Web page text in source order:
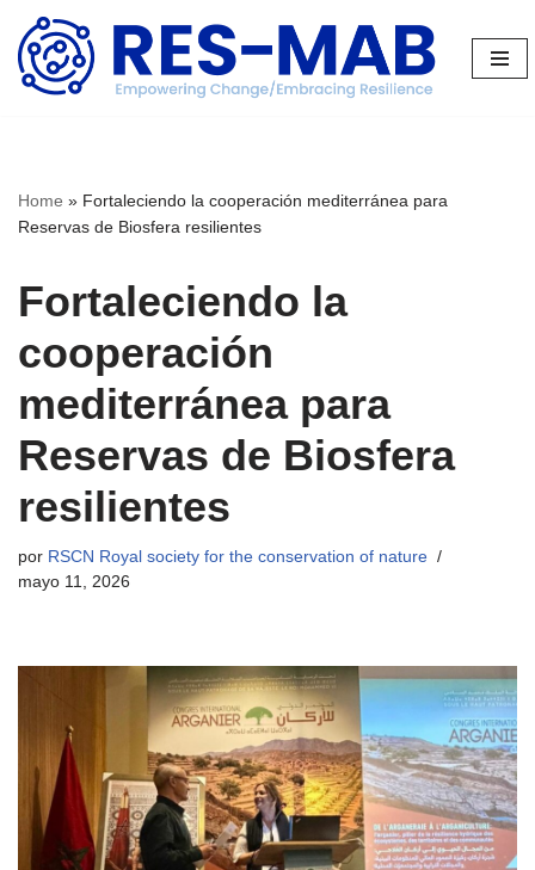
Saltar
al
Home » Fortaleciendo la cooperación mediterránea para
Reservas de Biosfera resilientes
Fortaleciendo la
cooperación
mediterránea para
Reservas de Biosfera
resilientes
por RSCN Royal society for the conservation of nature
mayo 11, 2026